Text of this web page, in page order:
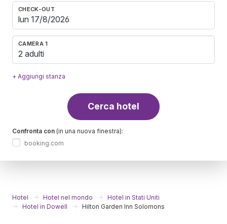
CHECK-OUT
CAMERA 1
2 adulti
+ Aggiungi stanza
Cerca hotel
Confronta con (in una nuova finestra):
booking.com
Hotel Hotel nel mondo
Hotel in Stati Uniti
Hotel in Dowell
Hilton Garden Inn Solomons